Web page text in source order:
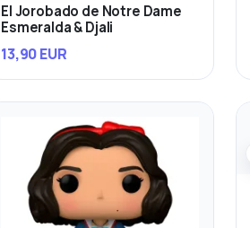
El Jorobado de Notre Dame
Esmeralda & Djali
13,90 EUR